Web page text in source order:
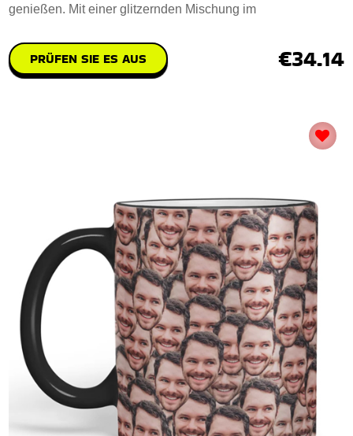
genießen. Mit einer glitzernden Mischung im
PRÜFEN SIE ES AUS €34.14